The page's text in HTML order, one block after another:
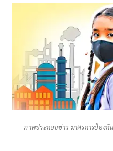
ภาพประกอบข่าว มาตรการป้องกั